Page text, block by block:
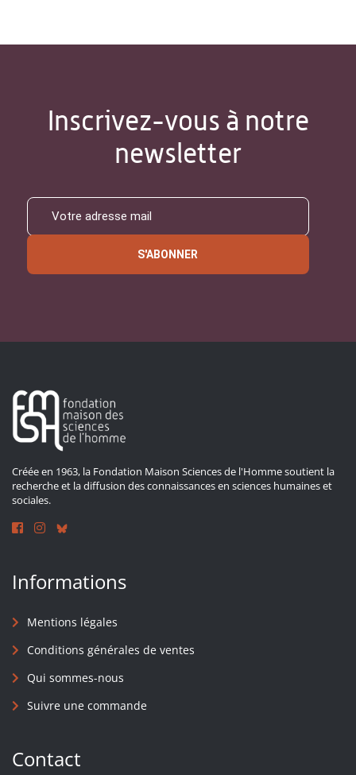
Inscrivez-vous à notre
newsletter
S'ABONNER
Créée en 1963, la Fondation Maison Sciences de l'Homme soutient la
recherche et la diffusion des connaissances en sciences humaines et
sociales.
Informations
Mentions légales
Conditions générales de ventes
Qui sommes-nous
Suivre une commande
Contact